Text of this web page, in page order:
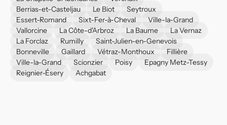
Berrias-et-Casteljau
Le Biot
Seytroux
Essert-Romand
Sixt-Fer-à-Cheval
Ville-la-Grand
Vallorcine
La Côte-d'Arbroz La Baume
La Vernaz
La Forclaz
Rumilly
Saint-Julien-en-Genevois
Bonneville
Gaillard Vétraz-Monthoux
Fillière
Ville-la-Grand
Scionzier Poisy
Epagny Metz-Tessy
Reignier-Ésery
Achgabat